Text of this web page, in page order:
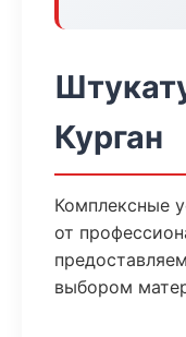
Курган
Комплексные
от
выбором